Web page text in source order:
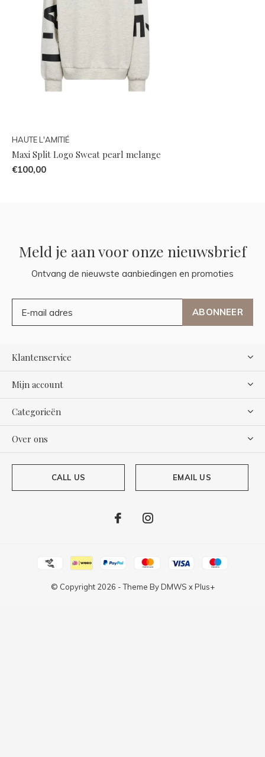
HAUTE L'AMITIÉ
Maxi Split Logo Sweat pearl melange
€100,00
Meld je aan voor onze nieuwsbrief
Ontvang de nieuwste aanbiedingen en promoties
ABONNEER
Klantenservice
Mijn account
Categorieën
Over ons
CALL US EMAIL US
© Copyright 2026 - Theme ByDMWS xPlus+